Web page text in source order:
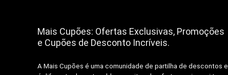
Mais Cupões: Ofertas Exclusivas, Promoções
e Cupões de Desconto Incríveis.
A Mais Cupões é uma comunidade de partilha de descontos e